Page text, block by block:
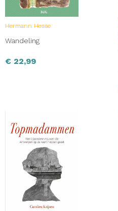
Hermann Hesse
Wandeling
€ 22,99